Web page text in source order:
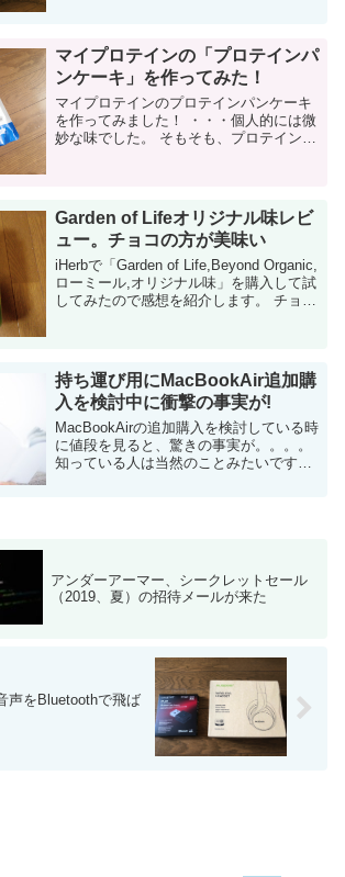
マイプロテインの「プロテインパ
ンケーキ」を作ってみた！
マイプロテインのプロテインパンケーキ
を作ってみました！ ・・・個人的には微
妙な味でした。 そもそも、プロテインパ
飲...
Garden of Lifeオリジナル味レビ
ュー。チョコの方が美味い
iHerbで「Garden of Life,Beyond Organic,
ローミール,オリジナル味」を購入して試
してみたので感想を紹介します。 チョコ
持ち運び用にMacBookAir追加購
入を検討中に衝撃の事実が!
MacBookAirの追加購入を検討している時
に値段を見ると、驚きの事実が。。。。
知っている人は当然のことみたいです
アンダーアーマー、シークレットセール
（2019、夏）の招待メールが来た
声をBluetoothで飛ば